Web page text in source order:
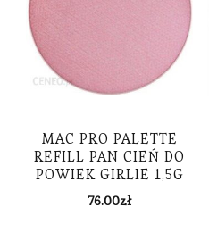
MAC PRO PALETTE
REFILL PAN CIEŃ DO
POWIEK GIRLIE 1,5G
76.00zł